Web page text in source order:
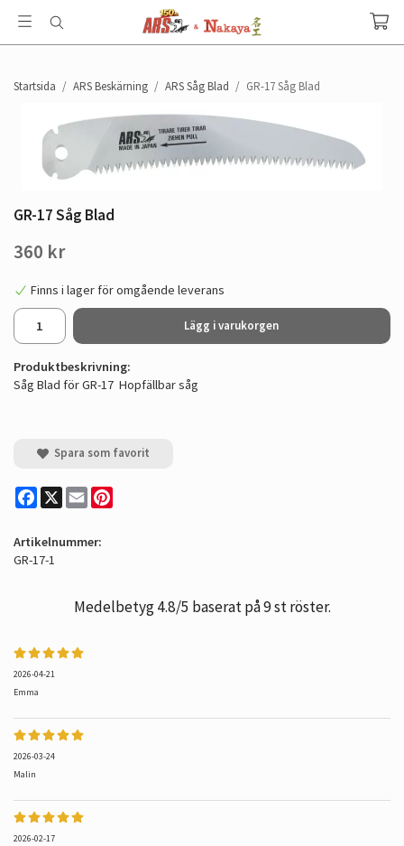
Startsida / ARS Beskärning / ARS Såg Blad / GR-17 Såg Blad
GR-17 Såg Blad
360 kr
Finns i lager för omgående leverans
Lägg i varukorgen
Produktbeskrivning:
Såg Blad för GR-17 Hopfällbar såg
Spara som favorit
Facebook
X Email
Artikelnummer:
GR-17-1
Medelbetyg4.8/5 baserat på9st röster.
2026-04-21
Emma
2026-03-24
Malin
2026-02-17